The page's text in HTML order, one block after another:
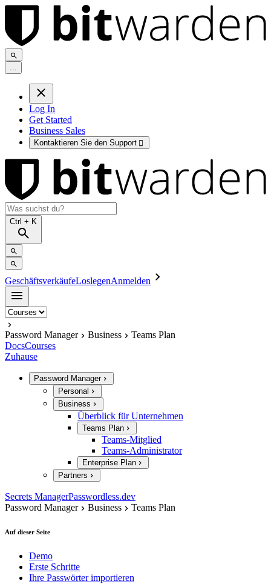
...
Log In
Get Started
Business Sales
Kontaktieren Sie den Support 
Ctrl + K
GeschäftsverkäufeLoslegenAnmelden
Password Manager Business
Teams Plan
DocsCourses
Zuhause
Password Manager
Personal
Business
Überblick für Unternehmen
Teams Plan
Teams-Mitglied
Teams-Administrator
Enterprise Plan
Partners
Secrets ManagerPasswordless.dev
Password Manager
Business Teams Plan
Auf dieser Seite
Demo
Erste Schritte
Ihre Passwörter importieren